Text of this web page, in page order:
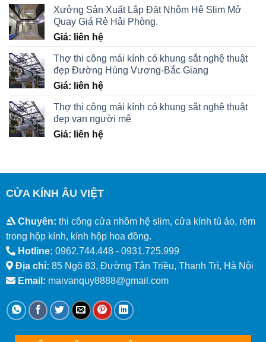
Xưởng Sản Xuất Lắp Đặt Nhôm Hệ Slim Mở
Quay Giá Rẻ Hải Phòng.
Giá: liên hệ
Thợ thi công mái kính có khung sắt nghệ thuật
đẹp Đường Hùng Vương-Bắc Giang
Giá: liên hệ
Thợ thi công mái kính có khung sắt nghệ thuật
đẹp vạn người mê
Giá: liên hệ
CỬA KÍNH ÂU VIỆT
Chuyên: thi công cửa nhôm hệ slim, cửa kính tủ áo, rèm
trong hộp kính, kính hộp hoa đồng.
Hotline: 0962.744.448 - 0931.725.999
Địa chỉ: 85 Ngõ 83, Đường Tân Triều, Thanh Trì, Hà Nội
Email: maivanquy8888@gmail.com